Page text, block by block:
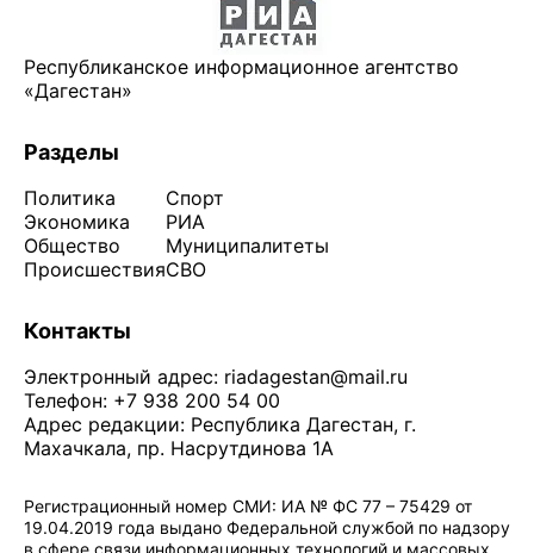
Республиканское информационное агентство
«Дагестан»
Разделы
Политика
Экономика
Общество
Происшествия
Спорт
РИА
Муниципалитеты
СВО
Контакты
Электронный адрес: riadagestan@mail.ru
Телефон: +7 938 200 54 00
Адрес редакции: Республика Дагестан, г.
Махачкала, пр. Насрутдинова 1А
Регистрационный номер СМИ: ИА № ФС 77 – 75429 от
19.04.2019 года выдано Федеральной службой по надзору
в сфере связи информационных технологий и массовых